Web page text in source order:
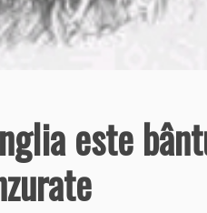
este